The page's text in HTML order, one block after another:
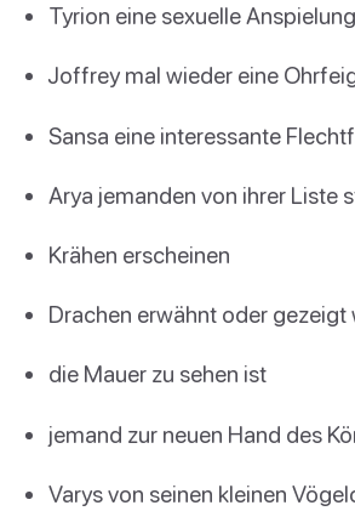
Tyrion eine sexuelle
Joffrey mal wieder eine
Sansa eine interessante
Arya jemanden von ihrer Liste
Krähen erscheinen
Drachen erwähnt oder gezeigt
die Mauer zu sehen ist
jemand zur neuen Hand des
Varys von seinen kleinen